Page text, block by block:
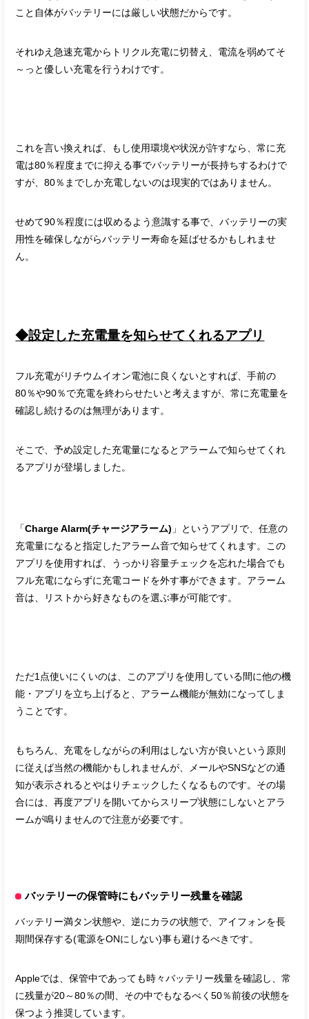
こと自体がバッテリーには厳しい状態だからです。
それゆえ急速充電からトリクル充電に切替え、電流を弱めてそ
～っと優しい充電を行うわけです。
これを言い換えれば、もし使用環境や状況が許すなら、常に充
電は80％程度までに抑える事でバッテリーが長持ちするわけで
すが、80％までしか充電しないのは現実的ではありません。
せめて90％程度には収めるよう意識する事で、バッテリーの実
用性を確保しながらバッテリー寿命を延ばせるかもしれませ
ん。
◆設定した充電量を知らせてくれるアプリ
フル充電がリチウムイオン電池に良くないとすれば、手前の
80％や90％で充電を終わらせたいと考えますが、常に充電量を
確認し続けるのは無理があります。
そこで、予め設定した充電量になるとアラームで知らせてくれ
るアプリが登場しました。
「Charge Alarm(チャージアラーム) 」というアプリで、任意の
充電量になると指定したアラーム音で知らせてくれます。この
アプリを使用すれば、うっかり容量チェックを忘れた場合でも
フル充電にならずに充電コードを外す事ができます。アラーム
音は、リストから好きなものを選ぶ事が可能です。
ただ1点使いにくいのは、このアプリを使用している間に他の機
能・アプリを立ち上げると、アラーム機能が無効になってしま
うことです。
もちろん、充電をしながらの利用はしない方が良いという原則
に従えば当然の機能かもしれませんが、メールやSNSなどの通
知が表示されるとやはりチェックしたくなるものです。その場
合には、再度アプリを開いてからスリープ状態にしないとアラ
ームが鳴りませんので注意が必要です。
バッテリーの保管時にもバッテリー残量を確認
バッテリー満タン状態や、逆にカラの状態で、アイフォンを長
期間保存する(電源をONにしない)事も避けるべきです。
Appleでは、保管中であっても時々バッテリー残量を確認し、常
に残量が20～80％の間、その中でもなるべく50％前後の状態を
保つよう推奨しています。